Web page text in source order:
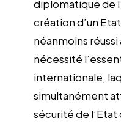
diplomatique de
création d’un
néanmoins
nécessité
internationale,
simultanément
sécurité de l’Etat